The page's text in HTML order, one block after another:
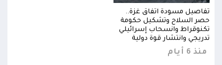
تفاصيل مسودة اتفاق غزة..
حصر السلاح وتشكيل حكومة
تكنوقراط وانسحاب إسرائيلي
تدريجي وانتشار قوة دولية
منذ 6 أيام